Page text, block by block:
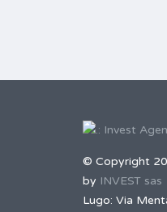
© Copyright
by INVEST sas
Lugo: Via